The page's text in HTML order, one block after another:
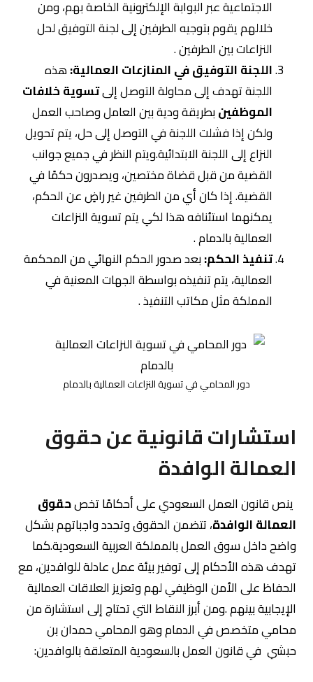
الاجتماعية عبر البوابة الإلكترونية الخاصة بهم، ومن
خلالهم يقوم بتوجيه الطرفين إلى لجنة التوفيق لحل
النزاعات بين الطرفين .
اللجنة التوفيق في المنازعات العمالية:هذه
اللجنة تهدف إلى محاولة التوصل إلىتسوية خلافات
الموظفينبطريقة ودية بين العامل وصاحب العمل
ولكن إذا فشلت اللجنة في التوصل إلى حل، يتم تحويل
النزاع إلى اللجنة الابتدائية.ويتم النظر في جميع جوانب
القضية من قبل قضاة مختصين، ويصدرون حكمًا في
القضية. إذا كان أي من الطرفين غير راضٍ عن الحكم،
يمكنهما استئنافه هذا لكي يتم تسوية النزاعات
العمالية بالدمام .
تنفيذ الحكم:بعد صدور الحكم النهائي من المحكمة
العمالية، يتم تنفيذه بواسطة الجهات المعنية في
المملكة مثل مكاتب التنفيذ .
دور المحامي في تسوية النزاعات العمالية بالدمام
استشارات قانونية عن حقوق
العمالة الوافدة
ينص قانون العمل السعودي على أحكامًا تخصحقوق
العمالة الوافدة، تتضمن الحقوق وتحدد واجباتهم بشكل
واضح داخل سوق العمل بالمملكة العربية السعودية.كما
تهدف هذه الأحكام إلى توفير بيئة عمل عادلة للوافدين، مع
الحفاظ على الأمن الوظيفي لهم وتعزيز العلاقات العمالية
الإيجابية بينهم .ومن أبرز النقاط التي تحتاج إلى استشارة من
محامي متخصص في الدمام وهو المحامي حمدان بن
حبشي في قانون العمل بالسعودية المتعلقة بالوافدين: